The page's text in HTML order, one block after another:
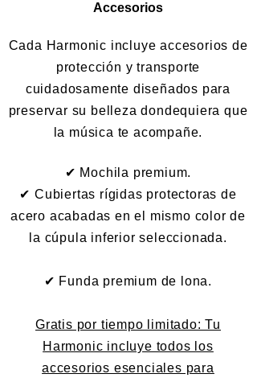
Accesorios
Cada Harmonic incluye accesorios de
protección y transporte
cuidadosamente diseñados para
preservar su belleza dondequiera que
la música te acompañe.
✔ Mochila premium.
✔ Cubiertas rígidas protectoras de
acero acabadas en el mismo color de
la cúpula inferior seleccionada.
✔ Funda premium de lona.
Gratis por tiempo limitado: Tu
Harmonic incluye todos los
accesorios esenciales para